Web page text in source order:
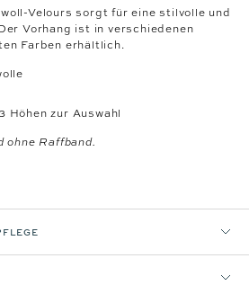
Velours sorgt für eine stilvolle und
Vorhang ist in verschiedenen
Farben erhältlich.
Höhen zur Auswahl
ohne Raffband.